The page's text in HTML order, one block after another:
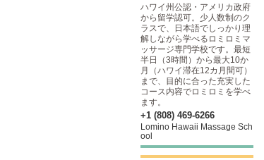
ハワイ州公認・アメリカ政府
から留学認可。少人数制のク
ラスで、日本語でしっかり理
解しながら学べるロミロミマ
ッサージ専門学校です。最短
半日（3時間）から最大10か
月（ハワイ滞在12カ月間可）
まで、目的に合った充実した
コース内容でロミロミを学べ
ます。
+1 (808) 469-6266
Lomino Hawaii Massage Sch
ool